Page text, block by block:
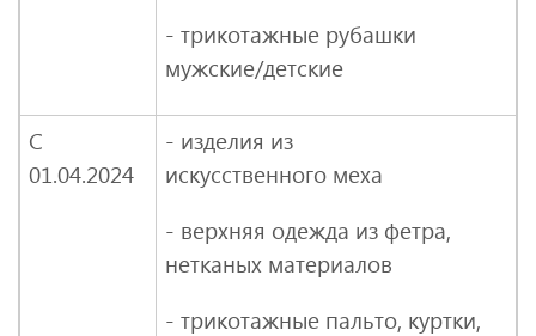
- трикотажные рубашки
мужские/детские
С
01.04.2024
- изделия из
искусственного меха
- верхняя одежда из фетра,
нетканых материалов
- трикотажные пальто, куртки,